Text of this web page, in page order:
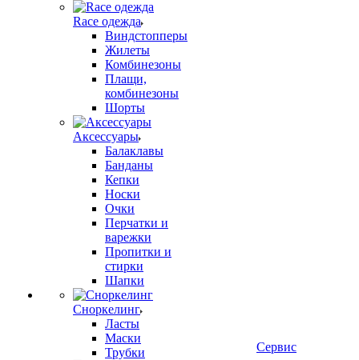
Race одежда
Виндстопперы
Жилеты
Комбинезоны
Плащи,
комбинезоны
Шорты
Аксессуары
Балаклавы
Банданы
Кепки
Носки
Очки
Перчатки и
варежки
Пропитки и
стирки
Шапки
Сноркелинг
Ласты
Маски
Трубки
Сервис